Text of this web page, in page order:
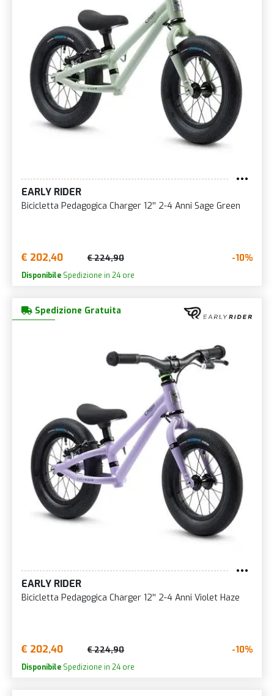
EARLY RIDER
Bicicletta Pedagogica Charger 12'' 2-4 Anni Sage Green
€ 202,40 € 224,90 -10%
Disponibile Spedizione in 24 ore
Spedizione Gratuita
EARLY RIDER
Bicicletta Pedagogica Charger 12'' 2-4 Anni Violet Haze
€ 202,40 € 224,90 -10%
Disponibile Spedizione in 24 ore